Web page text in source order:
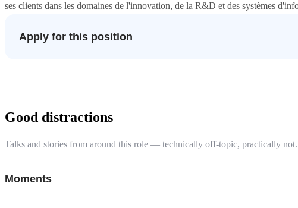
ses clients dans les domaines de l'innovation, de la R&D et des systèmes
Apply for this position
Good distractions
Talks and stories from around this role — technically off-topic, practically not.
Moments